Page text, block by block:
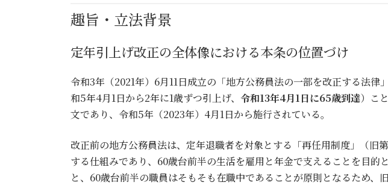
趣旨・立法背景
定年引上げ改正の全体像における本条の位置づけ
令和3年（2021年）6月11日成立の「地方公務員法の一部を改正する法
和5年4月1日から2年に1歳ずつ引上げ、 令和13年4月1日に65歳到達）こ
文であり、令和5年（2023年）4月1日から施行されている。
改正前の地方公務員法は、定年退職者を対象とする「再任用制度」（
する仕組みであり、60歳台前半の生活を雇用と年金で支えることを目
と、60歳台前半の職員はそもそも在職中であることが原則となるため、